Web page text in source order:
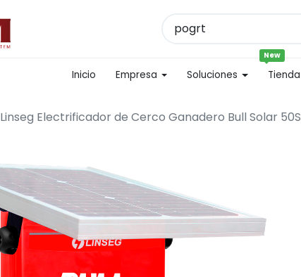
Inicio Empresa Soluciones Tienda
New
Linseg Electrificador de Cerco Ganadero Bull Solar 50S